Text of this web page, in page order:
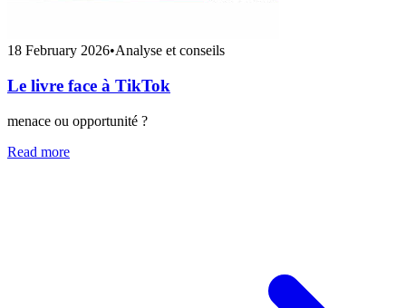
18 February 2026•Analyse et conseils
Le livre face à TikTok
menace ou opportunité ?
Read more